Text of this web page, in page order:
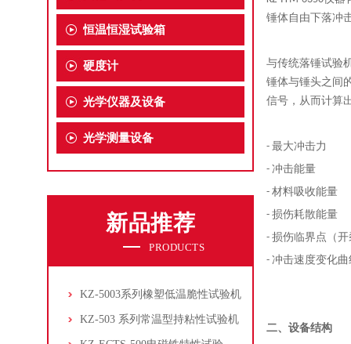
恒温恒湿试验箱
硬度计
光学仪器及设备
光学测量设备
新品推荐
PRODUCTS
KZ-5003系列橡塑低温脆性试验机
KZ-503 系列常温型持粘性试验机
锤体自由下落冲
与传统落锤试验
锤体与锤头之间
信号，从而计算
- 最大冲击力
- 冲击能量
- 材料吸收能量
- 损伤耗散能量
- 损伤临界点（
- 冲击速度变化曲
二、设备结构